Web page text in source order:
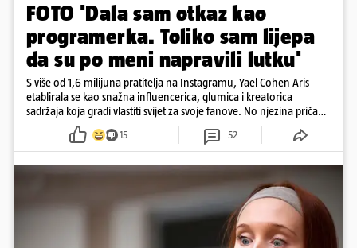
FOTO 'Dala sam otkaz kao
programerka. Toliko sam lijepa
da su po meni napravili lutku'
S više od 1,6 milijuna pratitelja na Instagramu, Yael Cohen Aris
etablirala se kao snažna influencerica, glumica i kreatorica
sadržaja koja gradi vlastiti svijet za svoje fanove. No njezina priča
pokazuje da online slava dolazi i s neočekivanim izazovima
15 52